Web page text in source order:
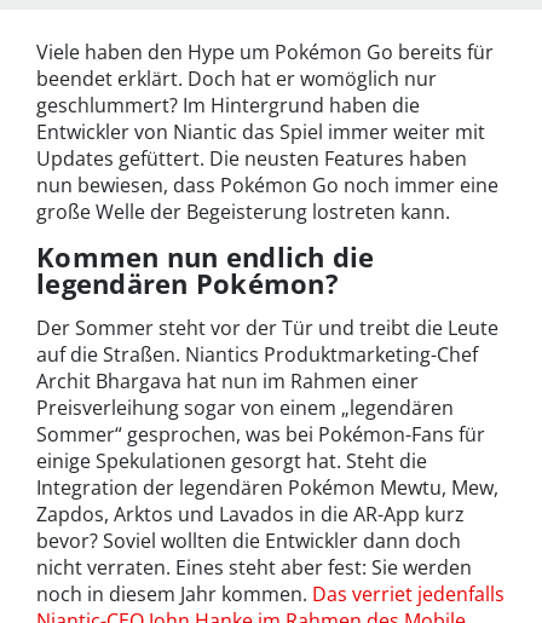
Viele haben den Hype um Pokémon Go bereits für
beendet erklärt. Doch hat er womöglich nur
geschlummert? Im Hintergrund haben die
Entwickler von Niantic das Spiel immer weiter mit
Updates gefüttert. Die neusten Features haben
nun bewiesen, dass Pokémon Go noch immer eine
große Welle der Begeisterung lostreten kann.
Kommen nun endlich die
legendären Pokémon?
Der Sommer steht vor der Tür und treibt die Leute
auf die Straßen. Niantics Produktmarketing-Chef
Archit Bhargava hat nun im Rahmen einer
Preisverleihung sogar von einem „legendären
Sommer“ gesprochen, was bei Pokémon-Fans für
einige Spekulationen gesorgt hat. Steht die
Integration der legendären Pokémon Mewtu, Mew,
Zapdos, Arktos und Lavados in die AR-App kurz
bevor? Soviel wollten die Entwickler dann doch
nicht verraten. Eines steht aber fest: Sie werden
noch in diesem Jahr kommen. Das verriet jedenfalls